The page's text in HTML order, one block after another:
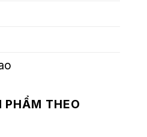
PHẨM THEO